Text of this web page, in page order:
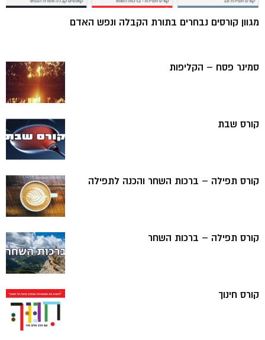
מגוון קורסים נבחרים בתורת הקבלה ונפש האדם
סמינר פסח – הקליפות
קורס שבת
קורס תפילה – ברכות השחר והכנה לתפילה
קורס תפילה – ברכות השחר
קורס חינוך